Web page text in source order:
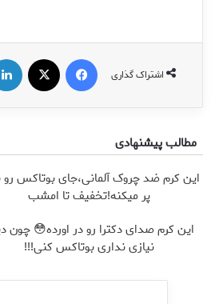
اشتراک گذاری
فیس بوک
مطالب پیشنهادی
این کرم ضد چروک آلمانی،جای بوتاکس رو
پر میکنه!تخفیف تا امشب
این کرم صدای دکترا رو در اورده😳 چون
نیازی نداری بوتاکس کنی!!!